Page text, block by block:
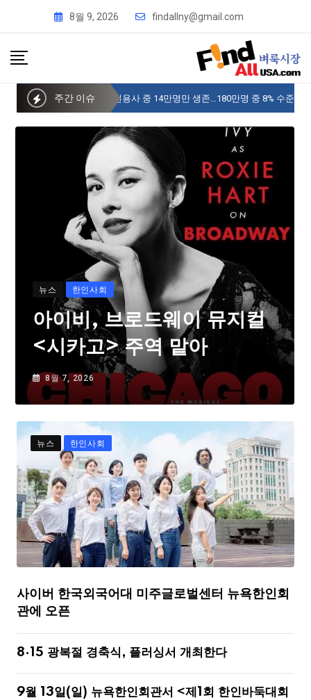
8월 9, 2026 findallny@gmail.com
주간 이슈 사이버 한국외국어대 미주글로벌센터 뉴욕
뉴스 한인사회
아이비, 브로드웨이 뮤지컬
<시카고> 주역 맡아
8월 7, 2026
뉴스 한인사회
사이버 한국외국어대 미주글로벌센터 뉴욕한인회
관에 오픈
8·15 광복절 경축식, 플러싱서 개최한다
9월 13일(일) 뉴욕한인회관서 <제1회 한인바둑대회